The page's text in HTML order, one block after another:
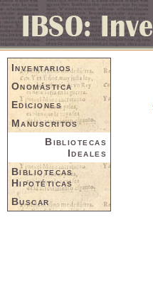
Inventarios
Onomástica
Ediciones
Manuscritos
Bibliotecas
Ideales
Bibliotecas
Hipotéticas
Buscar